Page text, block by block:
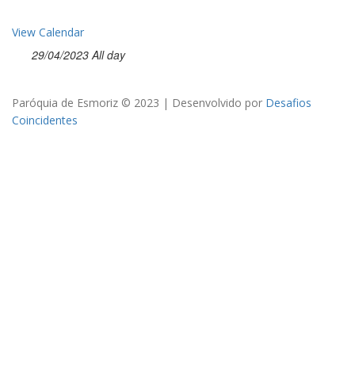
View Calendar
29/04/2023 All day
Paróquia de Esmoriz © 2023 | Desenvolvido por Desafios
Coincidentes